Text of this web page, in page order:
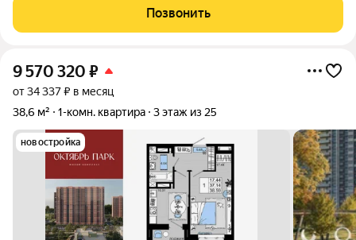
города), развитая инфраструктура. Всего в сотне метров от
ЖК "Три сквера"
Позвонить
9 570 320 ₽
от 34 337 ₽ в месяц
38,6 м²
1-комн. квартира 3 этаж из 25
новостройка